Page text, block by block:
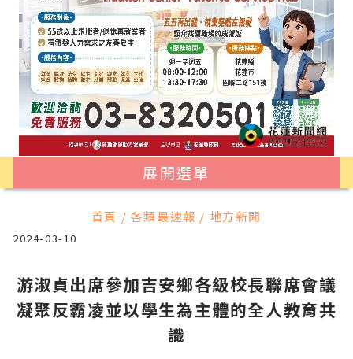
展開選單
首頁 / 各類最速報 / 地方新聞
2024-03-10
游淑貞出席參加吉安鄉各級校長聯席會議
凝聚反霸凌並以學生為主體的全人教育共
識